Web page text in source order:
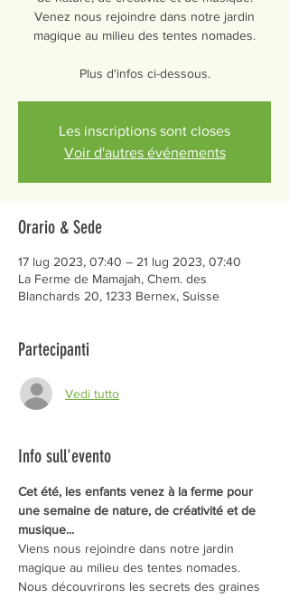
Venez nous rejoindre dans notre jardin
magique au milieu des tentes nomades.
Les inscriptions sont closes
Voir d'autres événements
Orario & Sede
17 lug 2023, 07:40 – 21 lug 2023, 07:40
La Ferme de Mamajah, Chem. des
Blanchards 20, 1233 Bernex, Suisse
Partecipanti
Vedi tutto
Info sull'evento
Cet été, les enfants venez à la ferme pour
une semaine de nature, de créativité et de
musique...
Viens nous rejoindre dans notre jardin
magique au milieu des tentes nomades.
Nous découvrirons les secrets des graines